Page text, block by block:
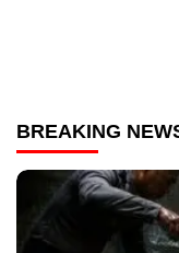
BREAKING